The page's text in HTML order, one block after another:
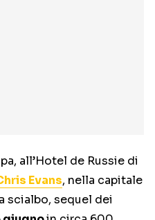
all’Hotel de Russie di
Evans, nella capitale
scialbo, sequel dei